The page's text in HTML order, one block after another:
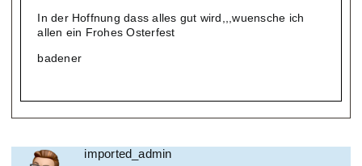
In der Hoffnung dass alles gut wird,,,wuensche ich
allen ein Frohes Osterfest
badener
imported_admin